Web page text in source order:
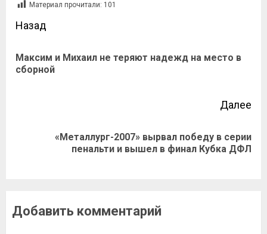
Материал прочитали: 101
Навигация
Назад
Максим и Михаил не теряют надежд на место в
сборной
Далее
Следующая«Металлург-2007» вырвал победу в серии
пенальти и вышел в финал Кубка ДФЛ
Добавить комментарий